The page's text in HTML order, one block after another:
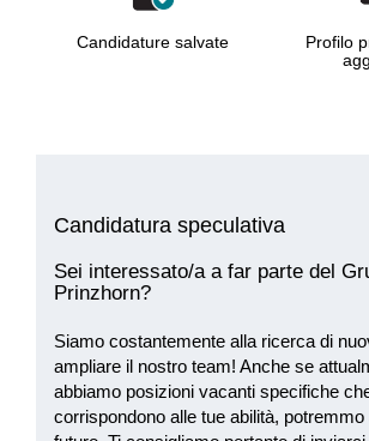
Candidature salvate
Profilo
Candidatura speculativa
Sei interessato/a a far parte del
Prinzhorn?
Siamo costantemente alla ricerca di
ampliare il nostro team! Anche se
abbiamo posizioni vacanti specifiche
corrispondono alle tue abilità,